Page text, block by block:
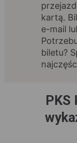
kartą.
e-mail
biletu?
PKS